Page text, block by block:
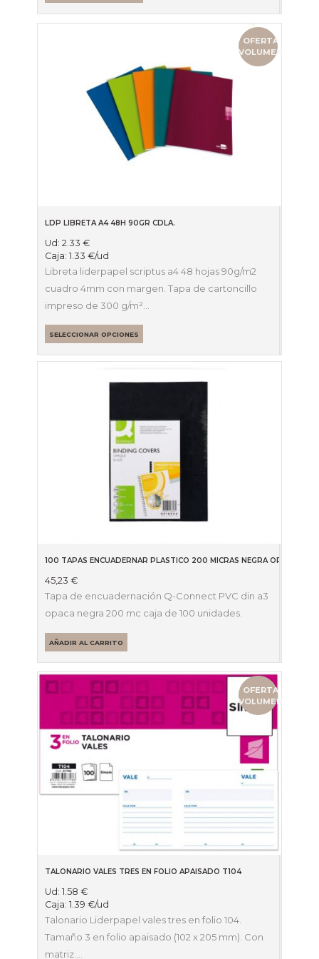
OFERTA
VOLUMEN
LDP LIBRETA A4 48H 90GR CDLA.
Ud:2.33€
Caja:1.33€/ud
Libreta liderpapel scriptus a4 48 hojas 90g/m2
cuadro 4mm con margen. Tapa de cartoncillo
impreso de 300 g/m²…
SELECCIONAR OPCIONES
100 TAPAS ENCUADERNAR PLASTICO 200 MICRAS NEGRA OPACAS
45,23€
Tapa de encuadernación Q-Connect PVC din a3
opaca negra 200 mc caja de 100 unidades.
AÑADIR AL CARRITO
OFERTA
VOLUMEN
TALONARIO VALES TRES EN FOLIO APAISADO T104
Ud:1.58€
Caja:1.39€/ud
Talonario Liderpapel vales tres en folio 104.
Tamaño 3 en folio apaisado (102 x 205 mm). Con
matriz.…